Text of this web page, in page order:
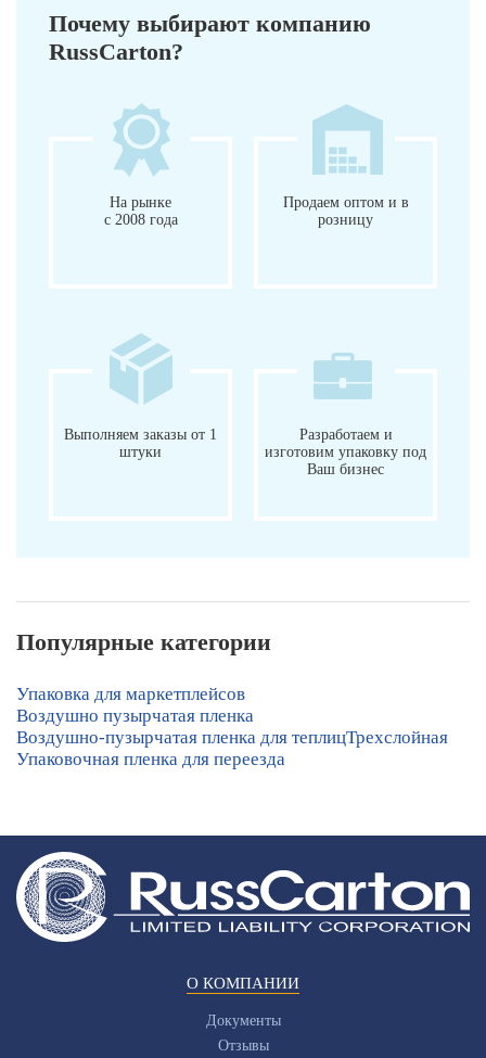
Почему выбирают компанию
RussCarton?
На рынке
с 2008 года
Продаем оптом и в
розницу
Выполняем заказы от 1
штуки
Разработаем и
изготовим упаковку под
Ваш бизнес
Популярные категории
Упаковка для маркетплейсов
Воздушно пузырчатая пленка
Воздушно-пузырчатая пленка для теплицТрехслойная
Упаковочная пленка для переезда
О КОМПАНИИ
Документы
Отзывы